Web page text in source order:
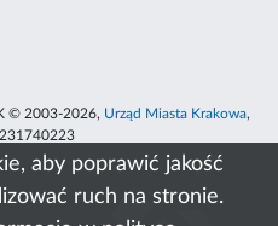
aby poprawić jakość
ruch na stronie.
© 2003-2026, Urząd Miasta Krakowa,
231740223